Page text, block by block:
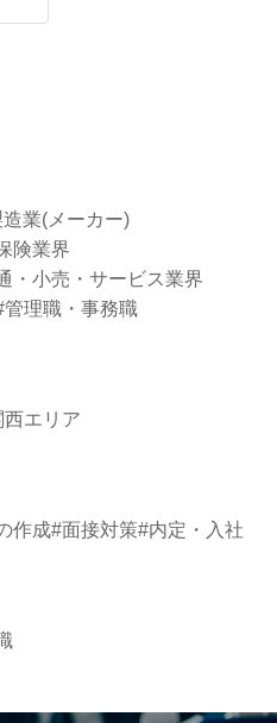
さい。
造業(メーカー)
険業界
・小売・サービス業界
管理職・事務職
西エリア
作成 面接対策 内定・入社